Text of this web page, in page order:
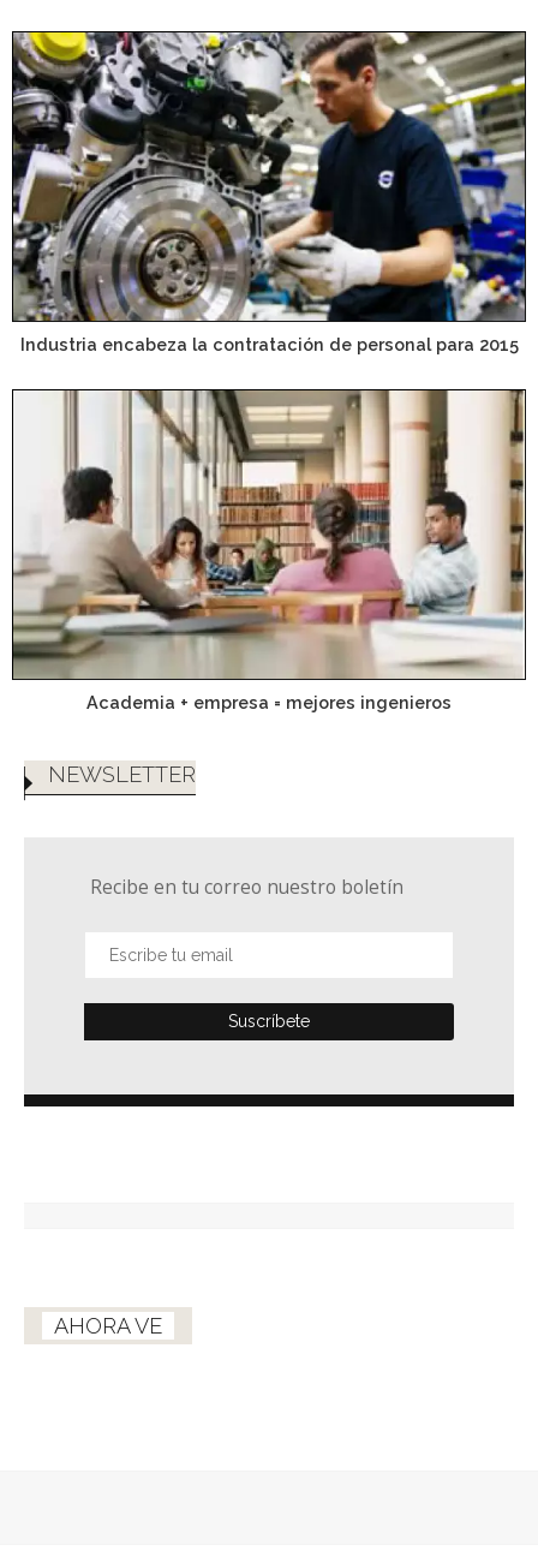
Industria encabeza la contratación de personal para 2015
Academia + empresa = mejores ingenieros
NEWSLETTER
Recibe en tu correo nuestro boletín
AHORA VE